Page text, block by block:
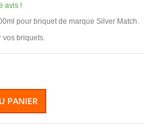
avis !
pour briquet de marque Silver Match.
vos briquets.
PANIER